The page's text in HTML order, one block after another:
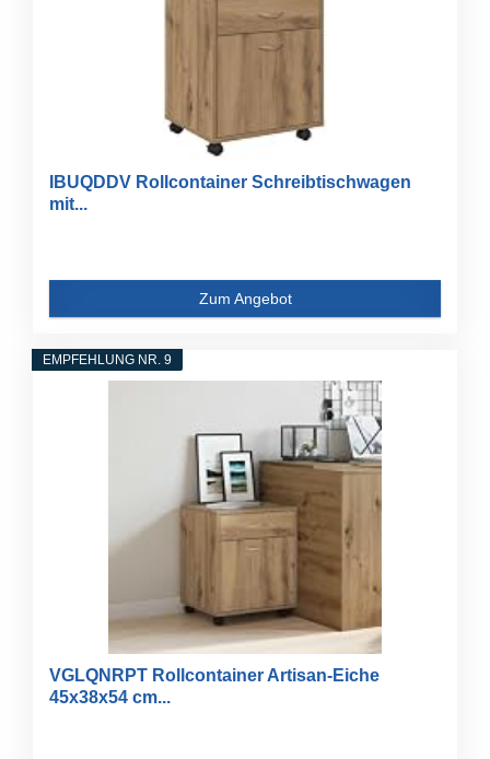
IBUQDDV Rollcontainer Schreibtischwagen
mit...
Zum Angebot
EMPFEHLUNG NR. 9
VGLQNRPT Rollcontainer Artisan-Eiche
45x38x54 cm...